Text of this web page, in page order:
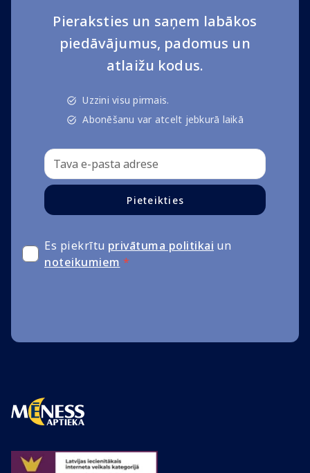
Pieraksties un saņem labākos
piedāvājumus, padomus un
atlaižu kodus.
Uzzini visu pirmais.
Abonēšanu var atcelt jebkurā laikā
Pieteikties
Es piekrītu privātuma politikai un
noteikumiem *